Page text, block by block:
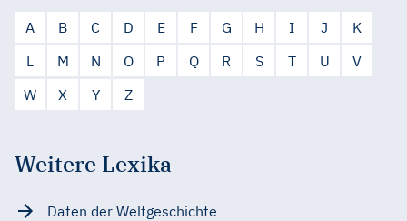
A B C D E F G H I J
K
L
M N O P Q R S T U
V
W
X Y Z
Weitere Lexika
Daten der Weltgeschichte